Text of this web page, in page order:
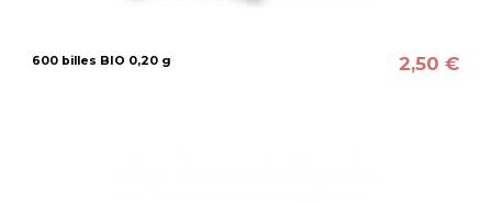
600 billes BIO 0,20 g 2,50 €